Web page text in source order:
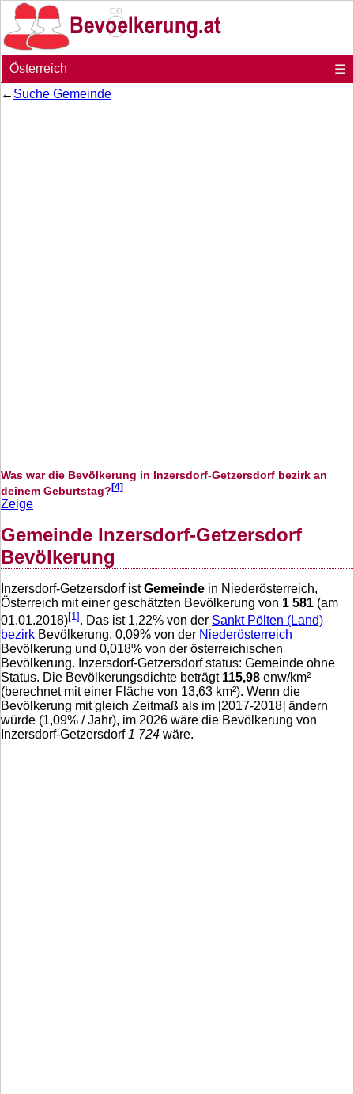
Österreich
☰
← Suche Gemeinde
Was war die Bevölkerung in Inzersdorf-Getzersdorf bezirk an
deinem Geburtstag?[4]
Zeige
Gemeinde Inzersdorf-Getzersdorf
Bevölkerung
Inzersdorf-Getzersdorf istGemeinde in Niederösterreich,
Österreich mit einer geschätzten Bevölkerung von 1 581 (am
01.01.2018)[1] . Das ist 1,22% von der Sankt Pölten (Land)
bezirk Bevölkerung, 0,09% von der Niederösterreich
Bevölkerung und 0,018% von der österreichischen
Bevölkerung. Inzersdorf-Getzersdorf status: Gemeinde ohne
Status. Die Bevölkerungsdichte beträgt 115,98 enw/km²
(berechnet mit einer Fläche von 13,63 km²). Wenn die
Bevölkerung mit gleich Zeitmaß als im [2017-2018] ändern
würde (1,09% / Jahr), im 2026 wäre die Bevölkerung von
Inzersdorf-Getzersdorf 1 724 wäre.